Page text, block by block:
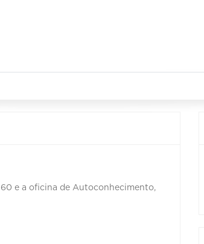
e a oficina de Autoconhecimento,